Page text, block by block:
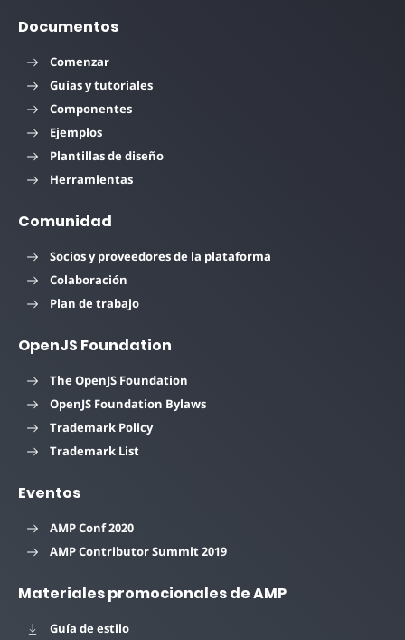
Documentos
Comenzar
Guías y tutoriales
Componentes
Ejemplos
Plantillas de diseño
Herramientas
Comunidad
Socios y proveedores de la plataforma
Colaboración
Plan de trabajo
OpenJS Foundation
The OpenJS Foundation
OpenJS Foundation Bylaws
Trademark Policy
Trademark List
Eventos
AMP Conf 2020
AMP Contributor Summit 2019
Materiales promocionales de AMP
Guía de estilo